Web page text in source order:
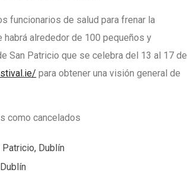
funcionarios de salud para frenar la
habrá alrededor de 100 pequeños y
San Patricio que se celebra del 13 al 17 de
para obtener una visión general de
como cancelados
Dublín